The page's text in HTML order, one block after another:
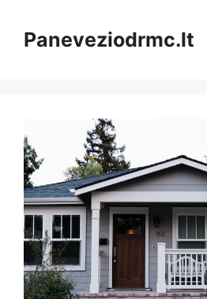
turinioPaneveziodrmc.lt